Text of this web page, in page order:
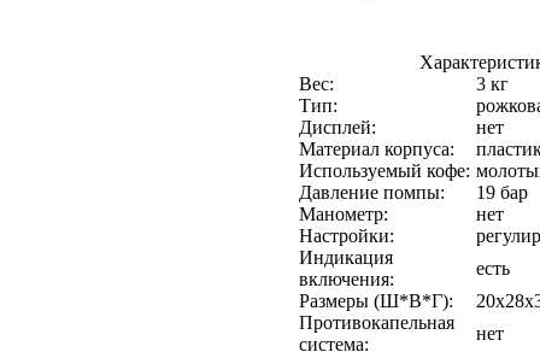
Вес:
3 кг
Тип:
Дисплей:
нет
Материал корпуса:
Используемый кофе:
Давление помпы:
19 бар
Манометр:
нет
Настройки:
Индикация
включения:
есть
Размеры (Ш*В*Г):
Противокапельная
система:
нет